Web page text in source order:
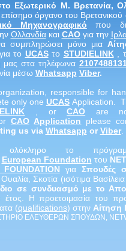
Εξωτερικό Μ. Βρετανία,
όργανο του
Μηχανογραφικό που
Ολλανδίακαι CAO για την
συμπληρώσει μόνο μια
το UCASτο STUDIELINK
,
μας στα τηλέφωνα
μέσω Whatsapp Viber.
responsible for
only one UCAS Application.
, orCAO are
CAO Application please
us via Whatsapp orViber.
το
European Foundation του
για Σπουδές
Σκοτία (ισότιμα
σε συνδυασμό με το
έτος. Η προετοιμασία του
(qualifications) στην Αίτηση
ΕΛΕΥΘΕΡΩΝ ΣΠΟΥΔΩΝ,